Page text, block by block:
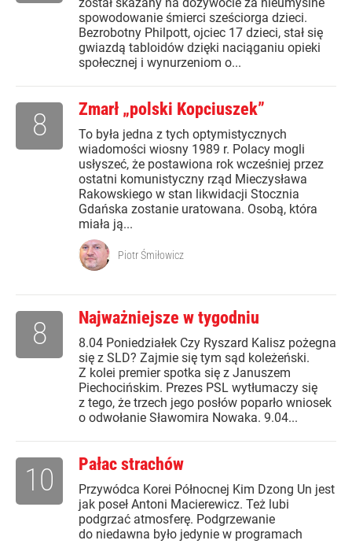
spowodowanie śmierci sześciorga dzieci.
Bezrobotny Philpott, ojciec 17 dzieci, stał się
gwiazdą tabloidów dzięki naciąganiu opieki
społecznej i wynurzeniom o...
Zmarł „polski Kopciuszek”
To była jedna z tych optymistycznych
wiadomości wiosny 1989 r. Polacy mogli
usłyszeć, że postawiona rok wcześniej przez
ostatni komunistyczny rząd Mieczysława
Rakowskiego w stan likwidacji Stocznia
Gdańska zostanie uratowana. Osobą, która
miała ją...
8
Piotr Śmiłowicz
Najważniejsze w tygodniu
8.04 Poniedziałek Czy Ryszard Kalisz pożegna
się z SLD? Zajmie się tym sąd koleżeński.
Z kolei premier spotka się z Januszem
Piechocińskim. Prezes PSL wytłumaczy się
z tego, że trzech jego posłów poparło wniosek
o odwołanie Sławomira Nowaka. 9.04...
8
Pałac strachów
Przywódca Korei Północnej Kim Dzong Un jest
jak poseł Antoni Macierewicz. Też lubi
podgrzać atmosferę. Podgrzewanie
do niedawna było jedynie w programach
10